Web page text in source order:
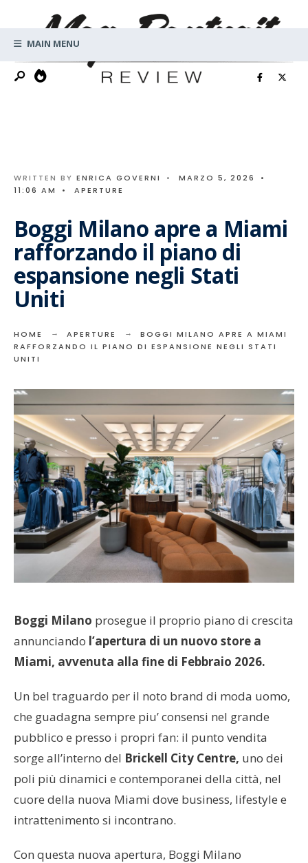
contentMAIN MENU
WRITTEN BY ENRICA GOVERNI • MARZO 5, 2026
•
11:06 AM
• APERTURE
Boggi Milano apre a Miami
rafforzando il piano di
espansione negli Stati
Uniti
HOME APERTURE
BOGGI MILANO APRE A MIAMI
RAFFORZANDO IL PIANO DI ESPANSIONE NEGLI STATI
UNITI
Boggi Milano prosegue il proprio piano di crescita
annunciando l’apertura di un nuovo store a
Miami, avvenuta alla fine di Febbraio 2026.
Un bel traguardo per il noto brand di moda uomo,
che guadagna sempre piu’ consensi nel grande
pubblico e presso i propri fan: il punto vendita
sorge all’interno del Brickell City Centre, uno dei
poli più dinamici e contemporanei della città, nel
cuore della nuova Miami dove business, lifestyle e
intrattenimento si incontrano.
Con questa nuova apertura, Boggi Milano